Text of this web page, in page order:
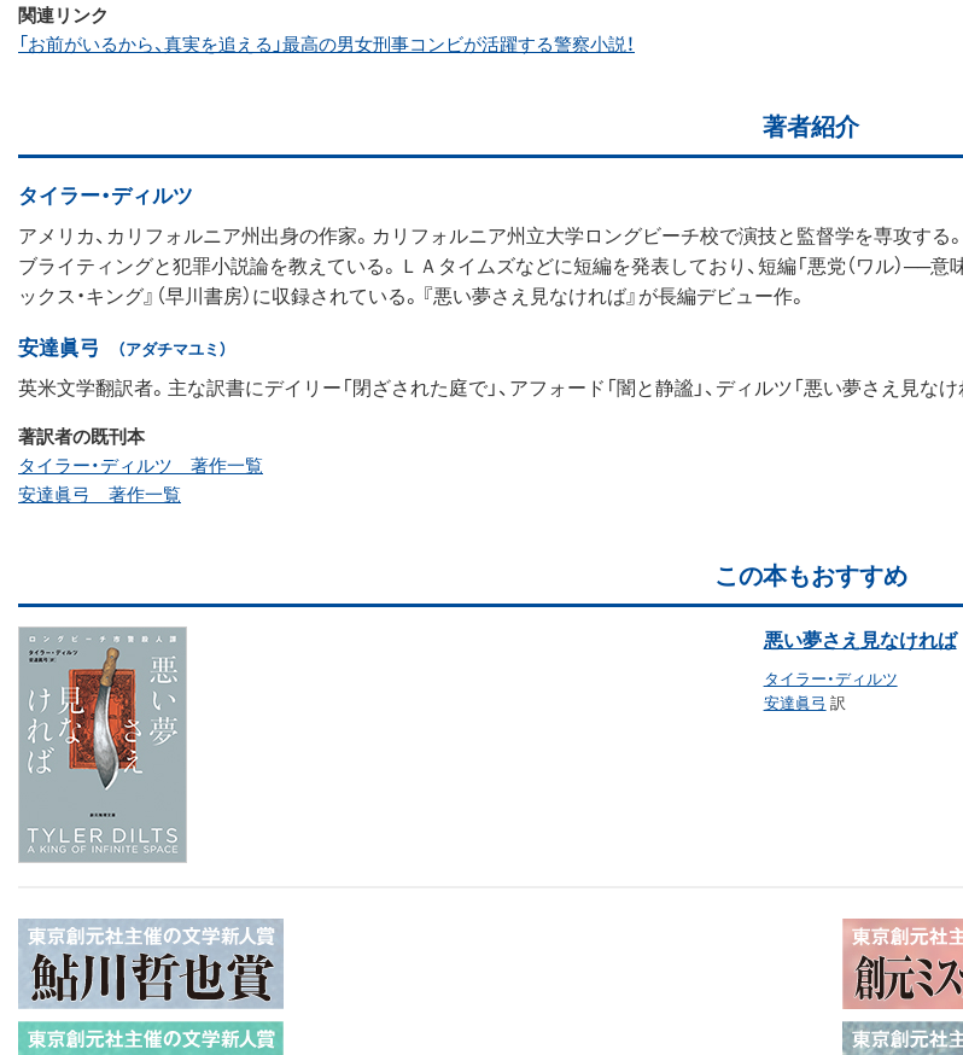
関連リンク
「お前がいるから、真実を追える」最高の男女刑事コンビが活躍する警察小説！
著者紹介
タイラー・ディルツ
アメリカ、カリフォルニア州出身の作家。カリフォルニア州立大学ロングビーチ校で演技と監督学を専攻す
ブライティングと犯罪小説論を教えている。ＬＡタイムズなどに短編を発表しており、短編「悪党（ワル）──意
ックス・キング』（早川書房）に収録されている。『悪い夢さえ見なければ』が長編デビュー作。
安達眞弓 （アダチマユミ）
英米文学翻訳者。主な訳書にデイリー「閉ざされた庭で」、アフォード「闇と静謐」、ディルツ「悪い夢さえ見なけ
著訳者の既刊本
タイラー・ディルツ 著作一覧
安達眞弓 著作一覧
この本もおすすめ
悪い夢さえ見なければ
タイラー・ディルツ
安達眞弓 訳